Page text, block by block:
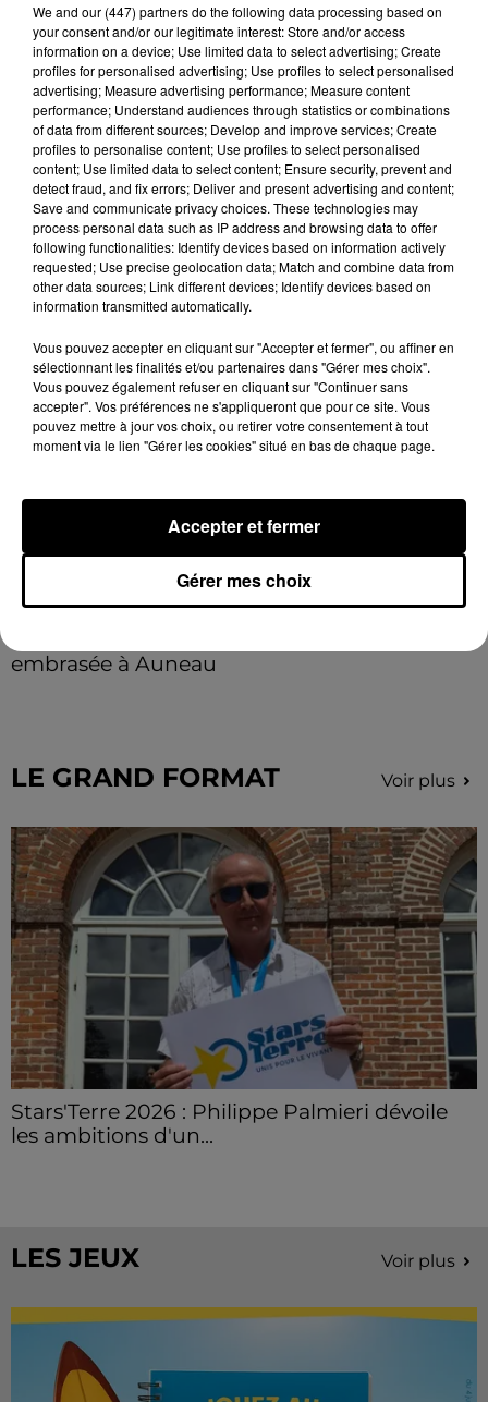
Quinze hectares de chaume brûlés à
Unverre
Deux personnes ont été prises en charge par les
secours après avoir inhalé des fumées.
A LA UNE
embrasée à Auneau
LE GRAND FORMAT Voir plus
Stars'Terre 2026 : Philippe Palmieri dévoile
les ambitions d'un...
LES JEUX Voir plus
We and our (447) partnersdo the following data processing based on
your consent and/or our legitimate interest: Store and/or access
information on a device; Use limited data to select advertising; Create
profiles for personalised advertising; Use profiles to select personalised
advertising; Measure advertising performance; Measure content
performance; Understand audiences through statistics or combinations
of data from different sources; Develop and improve services; Create
profiles to personalise content; Use profiles to select personalised
content; Use limited data to select content; Ensure security, prevent and
detect fraud, and fix errors; Deliver and present advertising and content;
Save and communicate privacy choices. These technologies may
process personal data such as IP address and browsing data to offer
following functionalities: Identify devices based on information actively
requested; Use precise geolocation data; Match and combine data from
other data sources; Link different devices; Identify devices based on
information transmitted automatically.
Vous pouvez accepter en cliquant sur "Accepter et fermer", ou affiner en
sélectionnant les finalités et/ou partenaires dans "Gérer mes choix".
Vous pouvez également refuser en cliquant sur "Continuer sans
accepter". Vos préférences ne s'appliqueront que pour ce site. Vous
pouvez mettre à jour vos choix, ou retirer votre consentement à tout
moment via le lien "Gérer les cookies" situé en bas de chaque page.
Gérer mes choix
Accepter et fermer